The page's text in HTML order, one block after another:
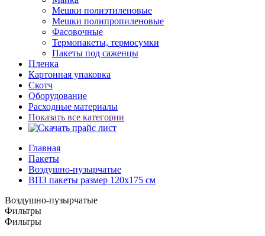
Мешки полиэтиленовые
Мешки полипропиленовые
Фасовочные
Термопакеты, термосумки
Пакеты под саженцы
Пленка
Картонная упаковка
Скотч
Оборудование
Расходные материалы
Показать все категории
Главная
Пакеты
Воздушно-пузырчатые
ВПЗ пакеты размер 120х175 см
Воздушно-пузырчатые
Фильтры
Фильтры